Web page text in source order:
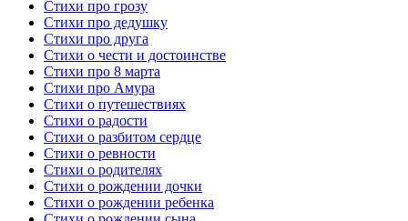
Стихи про грозу
Стихи про дедушку
Стихи про друга
Стихи о чести и достоинстве
Стихи про 8 марта
Стихи про Амура
Стихи о путешествиях
Стихи о радости
Стихи о разбитом сердце
Стихи о ревности
Стихи о родителях
Стихи о рождении дочки
Стихи о рождении ребенка